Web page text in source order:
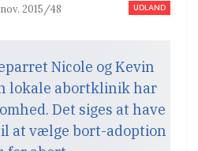
UDLAND
2015/48